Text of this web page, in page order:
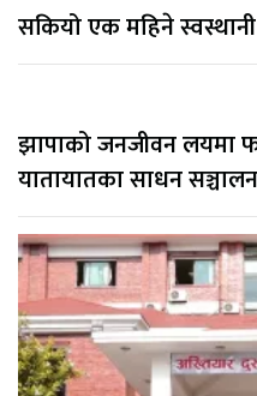
सकियो एक महिने स्वस्थानी
झापाको जनजीवन लयमा
यातायातका साधन